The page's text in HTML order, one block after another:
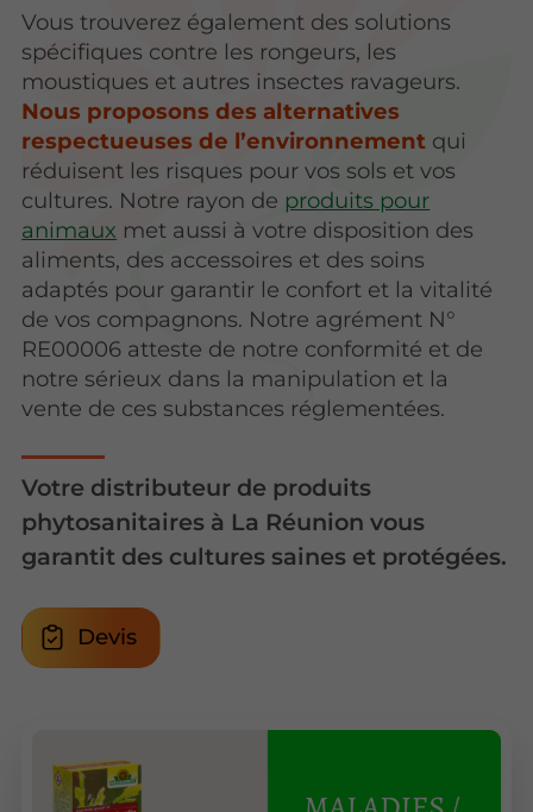
Vous trouverez également des solutions
spécifiques contre les rongeurs, les
moustiques et autres insectes ravageurs.
Nous proposons des alternatives
respectueuses de l’environnement qui
réduisent les risques pour vos sols et vos
cultures. Notre rayon de produits pour
animaux met aussi à votre disposition des
aliments, des accessoires et des soins
adaptés pour garantir le confort et la vitalité
de vos compagnons. Notre agrément N°
RE00006 atteste de notre conformité et de
notre sérieux dans la manipulation et la
vente de ces substances réglementées.
Votre distributeur de produits
phytosanitaires à La Réunion vous
garantit des cultures saines et protégées.
Devis